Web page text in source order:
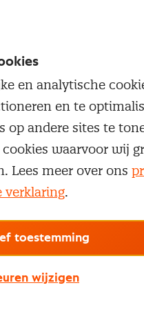
en analytische
en te
op andere sites te
waarvoor wij
Lees meer over ons
verklaring.
toestemming
wijzigen